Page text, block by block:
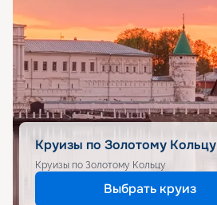
Круизы по Золотому Кольцу
Круизы по Золотому Кольцу
Выбрать круиз